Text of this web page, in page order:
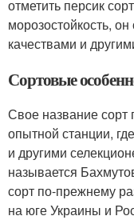
отметить персик
морозостойкость,
качествами и
Сортовые
Свое название сорт
опытной станции,
и другими
называется
сорт по-прежнему
на юге Украины и